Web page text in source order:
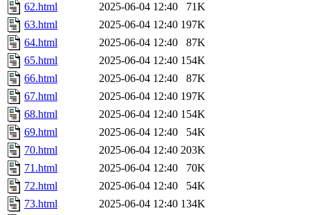
62.html
2025-06-04 12:40
71K
63.html
2025-06-04 12:40 197K
64.html
2025-06-04 12:40
87K
65.html
2025-06-04 12:40 154K
66.html
2025-06-04 12:40
87K
67.html
2025-06-04 12:40 197K
68.html
2025-06-04 12:40 154K
69.html
2025-06-04 12:40
54K
70.html
2025-06-04 12:40 203K
71.html
2025-06-04 12:40
70K
72.html
2025-06-04 12:40
54K
73.html
2025-06-04 12:40 134K